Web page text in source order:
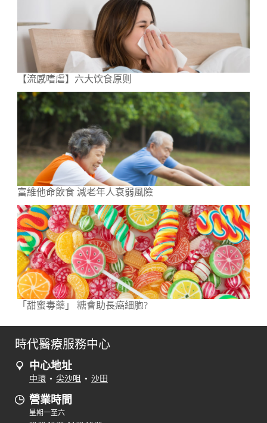
【流感嗜虐】六大饮食原则
富維他命飲食 減老年人衰弱風險
「甜蜜毒藥」 糖會助長癌細胞?
時代醫療服務中心
中心地址
中環 • 尖沙咀 • 沙田
營業時間
星期一至六